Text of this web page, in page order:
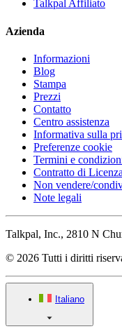
Talkpal Affiliato
Azienda
Informazioni
Blog
Stampa
Prezzi
Contatto
Centro assistenza
Informativa sulla
Preferenze cookie
Termini e
Contratto di
Non vendere/
Note legali
Talkpal, Inc., 2810 N
© 2026 Tutti i diritti
Italiano